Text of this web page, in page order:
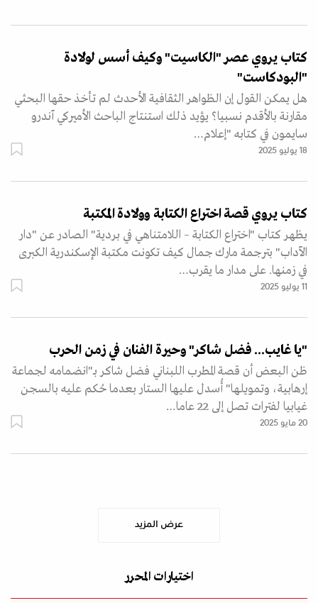
كتاب يروي عصر "الكاسيت" وكيف أسس لولادة
"البودكاست"
هل يمكن القول إن الظواهر الثقافية الأحدث لم تأخذ حقها البحثي
مقارنة بالأقدم نسبيا؟ يؤيد ذلك استنتاج الباحث الأميركي آندرو
سايمون في كتابه "إعلام…
18 يوليو 2025
كتاب يروي قصة اختراع الكتابة وولادة المكتبة
يظهر كتاب "اختراع الكتابة – اللامتناهي في بردية" الصادر عن "دار
الآداب" بترجمة مارك جمال كيف تكونت مكتبة الإسكندرية الكبرى
في زمنها. على مدار ما يقرب…
11 يوليو 2025
"يا غايب... فضل شاكر" وحيرة الفنان في زمن الحرب
ظن البعض أن قصة المطرب اللبناني فضل شاكر بـ"انضمامه لجماعة
إرهابية، وتمويلها" أُسدل عليها الستار بعدما حُكم عليه بالسجن
غيابيا لفترات تصل إلى 22 عاما…
20 مايو 2025
عرض المزيد
اختيارات المحرر